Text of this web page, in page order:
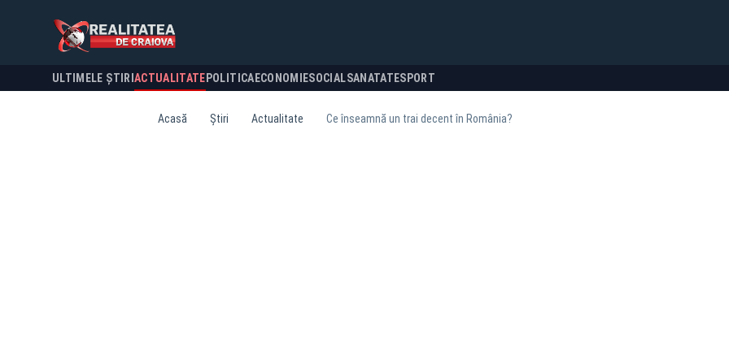
ULTIMELE ȘTIRI ACTUALITATE POLITICA ECONOMIESOCIALSANATATESPORT
Acasă Știri Actualitate Ce înseamnă un trai decent în România?